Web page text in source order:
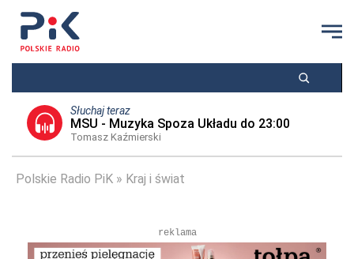
Słuchaj teraz
MSU - Muzyka Spoza Układu do 23:00
Tomasz Kaźmierski
Polskie Radio PiK Kraj i świat
reklama